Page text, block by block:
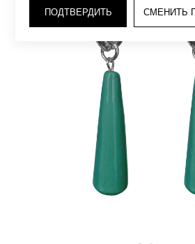
ПОДТВЕРДИТЬ СМЕНИТЬ